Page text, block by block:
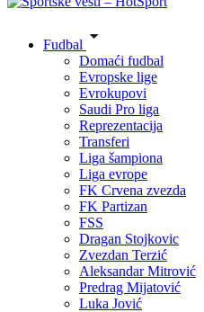
Fudbal
Domaći fudbal
Evropske lige
Evrokupovi
Saudi Pro liga
Reprezentacija
Transferi
Liga šampiona
Liga evrope
FK Crvena zvezda
FK Partizan
FSS
Dragan Stojkovic
Zvezdan Terzić
Aleksandar Mitrović
Predrag Mijatović
Luka Jović